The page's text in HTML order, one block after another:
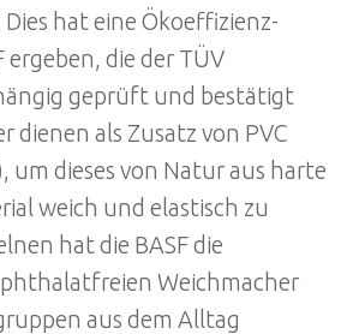
hat eine Ökoeffizienz-
ergeben, die der TÜV
geprüft und bestätigt
dienen als Zusatz von PVC
um dieses von Natur aus harte
weich und elastisch zu
hat die BASF die
Weichmacher
aus dem Alltag